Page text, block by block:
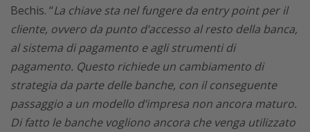
Bechis. “La chiave sta nel fungere da entry point per il
cliente, ovvero da punto d’accesso al resto della banca,
al sistema di pagamento e agli strumenti di
pagamento. Questo richiede un cambiamento di
strategia da parte delle banche, con il conseguente
passaggio a un modello d’impresa non ancora maturo.
Di fatto le banche vogliono ancora che venga utilizzato